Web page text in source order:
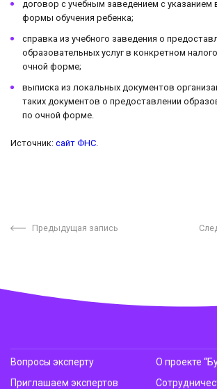
договор с учебным заведением с указанием
формы обучения ребенка;
справка из учебного заведения о
образовательных услуг в конкретном
очной форме;
выписка из локальных документов
таких документов о предоставлении
по очной форме.
Источник: сайт ФНС
Предыдущая запись
Вопросы эксперту
Приглашаем экспертов
О проекте